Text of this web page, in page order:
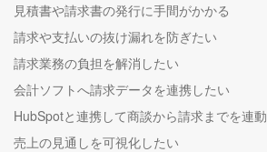
見積書や請求書の発行に手間がかかる
請求や支払いの抜け漏れを防ぎたい
請求業務の負担を解消したい
会計ソフトへ請求データを連携したい
HubSpotと連携して商談から請求までを連動
売上の見通しを可視化したい